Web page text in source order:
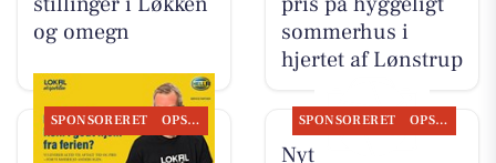
og omegn
sommerhus i
hjertet af Lønstrup
SPONSORERET OPSLAGSTAVLEN
Autogården
SPONSORERET OPSLAGSTAVLEN
Nyt fra